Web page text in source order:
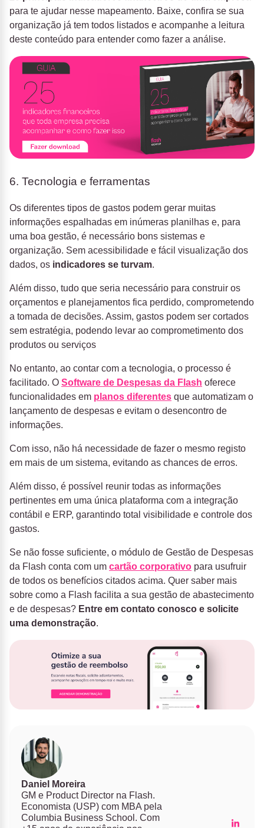
para te ajudar nesse mapeamento. Baixe, confira se sua
organização já tem todos listados e acompanhe a leitura
deste conteúdo para entender como fazer a análise.
6. Tecnologia e ferramentas
Os diferentes tipos de gastos podem gerar muitas
informações espalhadas em inúmeras planilhas e, para
uma boa gestão, é necessário bons sistemas e
organização. Sem acessibilidade e fácil visualização dos
dados, os indicadores se turvam.
Além disso, tudo que seria necessário para construir os
orçamentos e planejamentos fica perdido, comprometendo
a tomada de decisões. Assim, gastos podem ser cortados
sem estratégia, podendo levar ao comprometimento dos
produtos ou serviços
No entanto, ao contar com a tecnologia, o processo é
facilitado. O Software de Despesas da Flash oferece
funcionalidades em planos diferentes que automatizam o
lançamento de despesas e evitam o desencontro de
informações.
Com isso, não há necessidade de fazer o mesmo registo
em mais de um sistema, evitando as chances de erros.
Além disso, é possível reunir todas as informações
pertinentes em uma única plataforma com a integração
contábil e ERP, garantindo total visibilidade e controle dos
gastos.
Se não fosse suficiente, o módulo de Gestão de Despesas
da Flash conta com um cartão corporativo para usufruir
de todos os benefícios citados acima. Quer saber mais
sobre como a Flash facilita a sua gestão de abastecimento
e de despesas? Entre em contato conosco e solicite
uma demonstração.
Daniel Moreira
GM e Product Director na Flash.
Economista (USP) com MBA pela
Columbia Business School. Com